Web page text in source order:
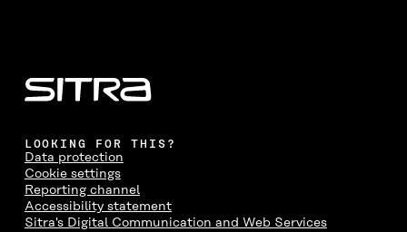
LOOKING FOR THIS?
Data protection
Cookie settings
Reporting channel
Accessibility statement
Sitra's Digital Communication and Web Services